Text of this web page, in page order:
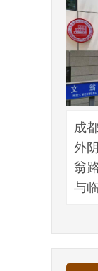
成
外
翁
与